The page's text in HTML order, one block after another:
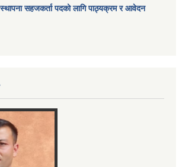
सहजकर्ता पदको लागि पाठ्यक्रम र आवेदन